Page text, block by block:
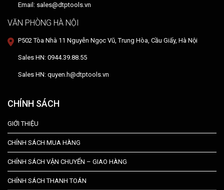
Email: sales@dtptools.vn
VĂN PHÒNG HÀ NỘI
P502 Tòa Nhà 11 Nguyễn Ngọc Vũ, Trung Hòa, Cầu Giấy, Hà Nội
Sales HN: 0944.39.88.55
Sales HN: quyen.h@dtptools.vn
CHÍNH SÁCH
GIỚI THIỆU
CHÍNH SÁCH MUA HÀNG
CHÍNH SÁCH VẬN CHUYỂN – GIAO HÀNG
CHÍNH SÁCH THANH TOÁN